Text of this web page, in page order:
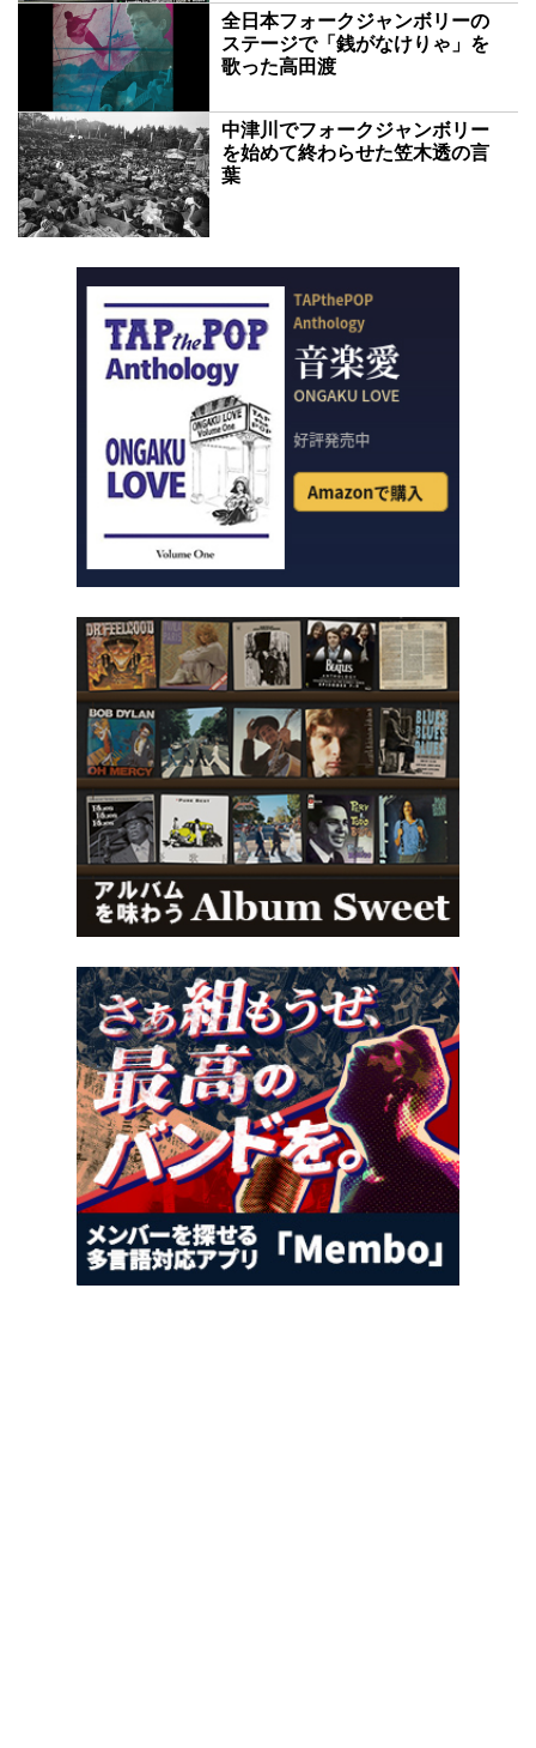
全日本フォークジャンボリーの
ステージで「銭がなけりゃ」を
歌った高田渡
中津川でフォークジャンボリー
を始めて終わらせた笠木透の言
葉